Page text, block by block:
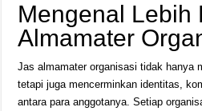
Mengenal Lebih
Almamater
Jas almamater organisasi tidak hanya
tetapi juga mencerminkan identitas,
antara para anggotanya. Setiap